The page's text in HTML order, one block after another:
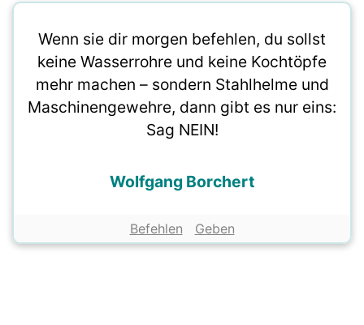
Wenn sie dir morgen befehlen, du sollst
keine Wasserrohre und keine Kochtöpfe
mehr machen – sondern Stahlhelme und
Maschinengewehre, dann gibt es nur eins:
Sag NEIN!
Wolfgang Borchert
Befehlen Geben